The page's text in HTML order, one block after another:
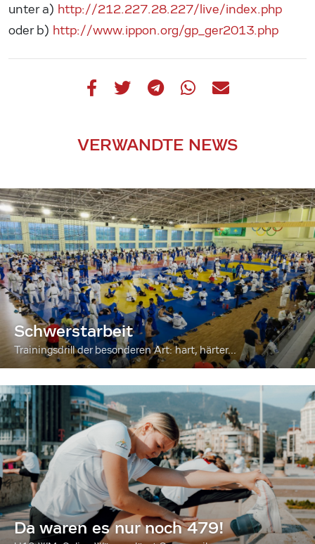
unter a) http://212.227.28.227/live/index.php
oder b) http://www.ippon.org/gp_ger2013.php
VERWANDTE NEWS
Schwerstarbeit
Trainingsdrill der besonderen Art: hart, härter...
Da waren es nur noch 479!